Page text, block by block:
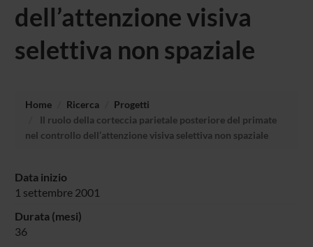
dell’attenzione visiva
selettiva non spaziale
Home Ricerca
Progetti
Il ruolo della corteccia parietale posteriore del primate
nel controllo dell’attenzione visiva selettiva non spaziale
Data inizio
1 settembre 2001
Durata (mesi)
36